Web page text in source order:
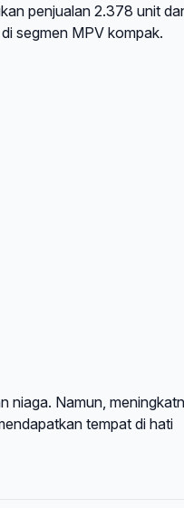
penjualan 2.378 unit
segmen MPV kompak.
niaga. Namun,
tempat di hati